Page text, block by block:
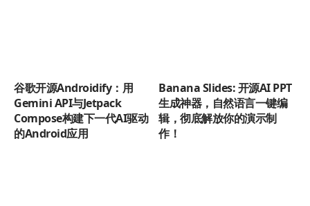
谷歌开源Androidify：用
Gemini API与Jetpack
Compose构建下一代AI驱动
的Android应用
Banana Slides: 开源AI PPT
生成神器，自然语言一键编
辑，彻底解放你的演示制
作！